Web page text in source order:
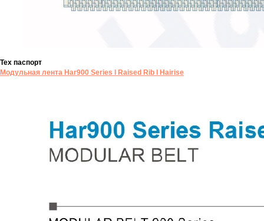
Тех паспорт
Модульная лента Har900 Series l Raised Rib l Hairise